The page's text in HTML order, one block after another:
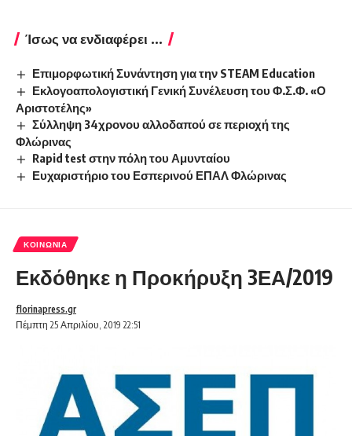
Ίσως να ενδιαφέρει ...
Επιμορφωτική Συνάντηση για την STEAM Education
Εκλογοαπολογιστική Γενική Συνέλευση του Φ.Σ.Φ. «Ο
Αριστοτέλης»
Σύλληψη 34χρονου αλλοδαπού σε περιοχή της
Φλώρινας
Rapid test στην πόλη του Αμυνταίου
Ευχαριστήριο του Εσπερινού ΕΠΑΛ Φλώρινας
ΚΟΙΝΩΝΊΑ
Εκδόθηκε η Προκήρυξη 3ΕΑ/2019
Πέμπτη 25 Απριλίου, 2019 22:51
florinapress.gr